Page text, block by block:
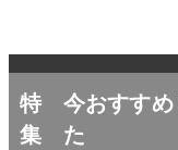
特
集
今おすす
た